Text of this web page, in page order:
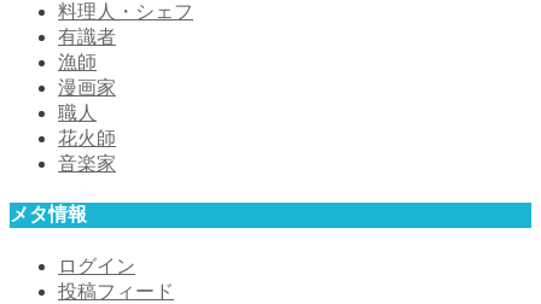
料理人・シェフ
有識者
漁師
漫画家
職人
花火師
音楽家
メタ情報
ログイン
投稿フィード